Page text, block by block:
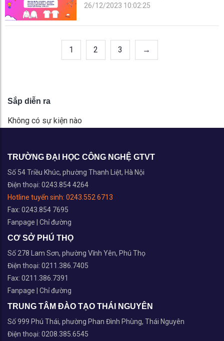
26/12/2023 10:02:25
1 2 3 →
Sắp diễn ra
Không có sự kiện nào
TRƯỜNG ĐẠI HỌC CÔNG NGHỆ GTVT
Số 54 Triều Khúc, phường Thanh Liệt, Hà Nội
Điện thoại: 0243.854 4264
Hotline tuyển sinh: 0243.552 6713
Fax: 0243.854 7695
Fanpage
Chỉ đường
CƠ SỞ PHÚ THỌ
Số 278 Lam Sơn, phường Vĩnh Yên, Phú Thọ
Điện thoại: 0211.386.7405
Fax: 0211.386.7391
Fanpage
Chỉ đường
TRUNG TÂM ĐÀO TẠO THÁI NGUYÊN
Số 999 Phú Thái, phường Phan Đình Phùng, Thái Nguyên
Điện thoại: 0208.385.6545